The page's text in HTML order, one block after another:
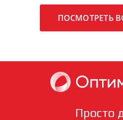
ПОСМОТРЕТЬ
Просто